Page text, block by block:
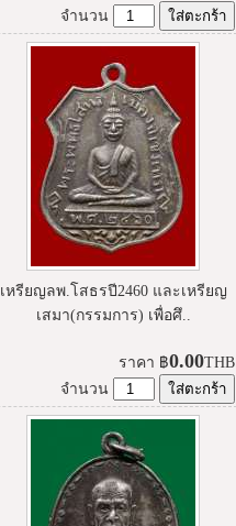
จำนวน
เหรียญลพ.โสธรปี2460 และเหรียญ
เสมา(กรรมการ) เพื่อศึ..
ราคา ฿0.00THB
จำนวน